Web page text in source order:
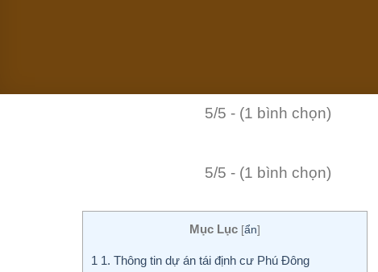
5/5 - (1 bình chọn)
5/5 - (1 bình chọn)
Mục Lục [ẩn]
1 1. Thông tin dự án tái định cư Phú Đông